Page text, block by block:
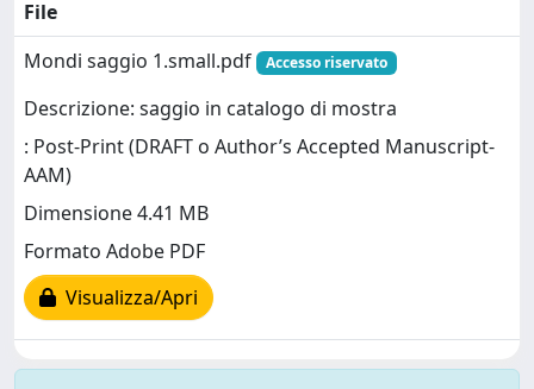
File
Mondi saggio 1.small.pdf
Accesso riservato
Descrizione: saggio in catalogo di mostra
: Post-Print (DRAFT o Author’s Accepted Manuscript-
AAM)
Dimensione 4.41 MB
Formato Adobe PDF
Visualizza/Apri